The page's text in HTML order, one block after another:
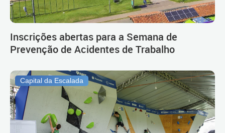
Inscrições abertas para a Semana de
Prevenção de Acidentes de Trabalho
Capital da Escalada